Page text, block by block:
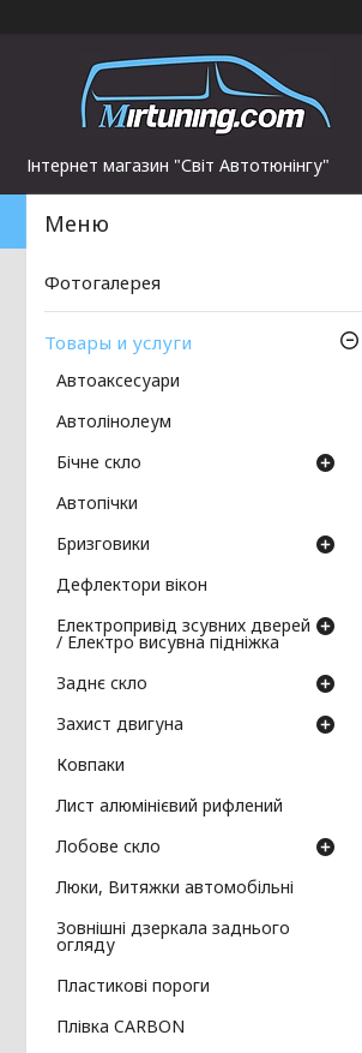
Інтернет магазин "Світ Автотюнінгу"
Фотогалерея
Товары и услуги
Автоаксесуари
Автолінолеум
Бічне скло
Автопічки
Бризговики
Дефлектори вікон
Електропривід зсувних дверей
/ Електро висувна підніжка
Заднє скло
Захист двигуна
Ковпаки
Лист алюмінієвий рифлений
Лобове скло
Люки, Витяжки автомобільні
Зовнішні дзеркала заднього
огляду
Пластикові пороги
Плівка CARBON